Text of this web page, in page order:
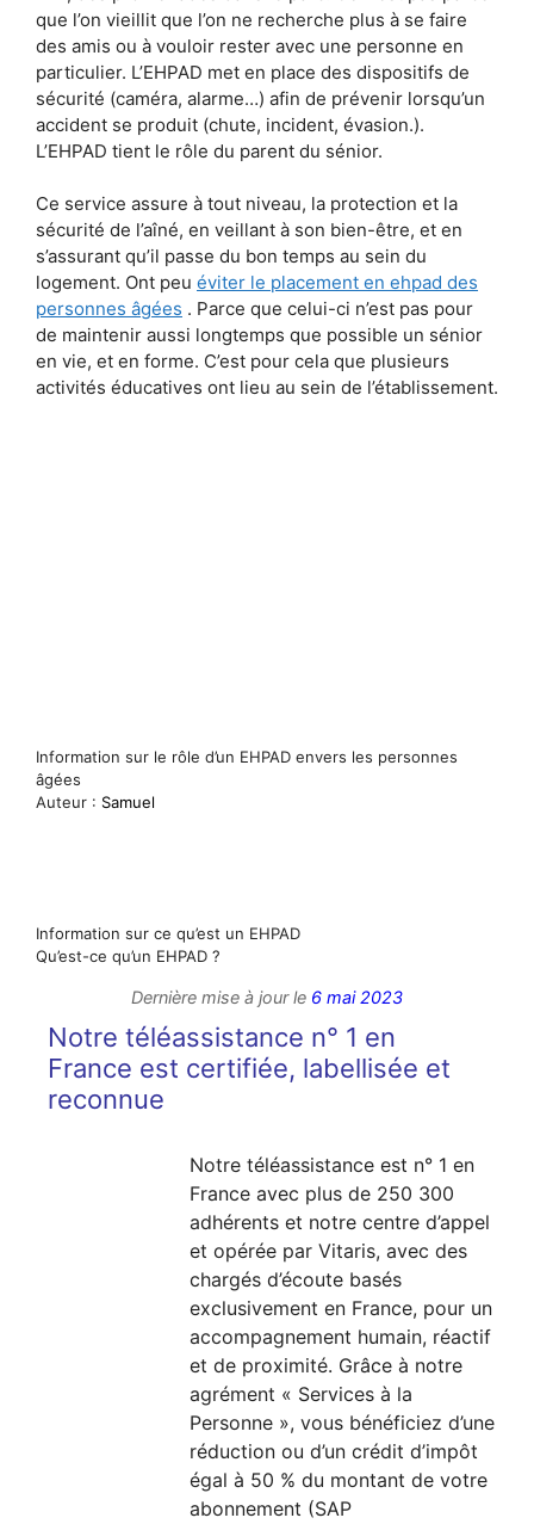
que l’on vieillit que l’on ne recherche plus à se faire
des amis ou à vouloir rester avec une personne en
particulier. L’EHPAD met en place des dispositifs de
sécurité (caméra, alarme…) afin de prévenir lorsqu’un
accident se produit (chute, incident, évasion.).
L’EHPAD tient le rôle du parent du sénior.
Ce service assure à tout niveau, la protection et la
sécurité de l’aîné, en veillant à son bien-être, et en
s’assurant qu’il passe du bon temps au sein du
logement. Ont peu éviter le placement en ehpad des
personnes âgées . Parce que celui-ci n’est pas pour
de maintenir aussi longtemps que possible un sénior
en vie, et en forme. C’est pour cela que plusieurs
activités éducatives ont lieu au sein de l’établissement.
Information sur le rôle d’un EHPAD envers les personnes
âgées
Auteur : Samuel
Information sur ce qu’est un EHPAD
Qu’est-ce qu’un EHPAD ?
Dernière mise à jour le 6 mai 2023
Notre téléassistance n° 1 en
France est certifiée, labellisée et
reconnue
Notre téléassistance est n° 1 en
France avec plus de 250 300
adhérents et notre centre d’appel
et opérée par Vitaris, avec des
chargés d’écoute basés
exclusivement en France, pour un
accompagnement humain, réactif
et de proximité. Grâce à notre
agrément « Services à la
Personne », vous bénéficiez d’une
réduction ou d’un crédit d’impôt
égal à 50 % du montant de votre
abonnement (SAP